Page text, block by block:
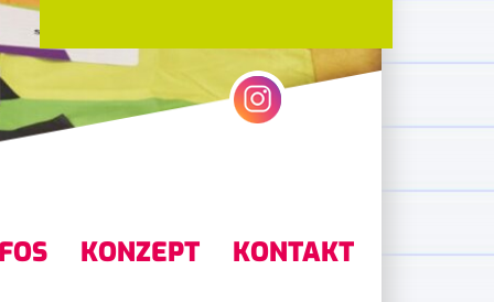
KONZEPT KONTAKT